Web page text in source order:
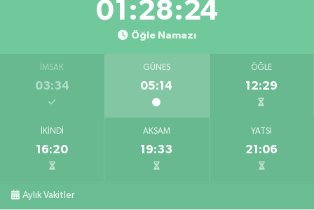
01:28:23
Öğle Namazı
İMSAK
03:34
GÜNEŞ
05:14
ÖĞLE
12:29
İKINDI
16:20
AKŞAM
19:33
YATSI
21:06
Aylık Vakitler